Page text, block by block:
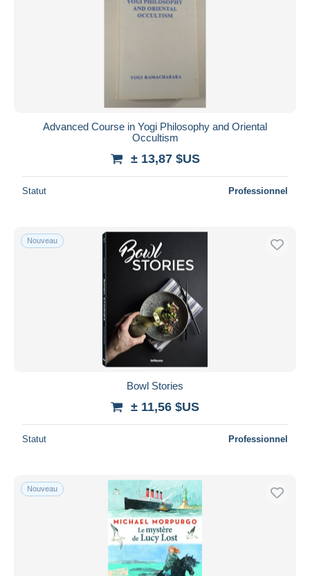
Advanced Course in Yogi Philosophy and Oriental
Occultism
± 13,87 $US
Statut Professionnel
Nouveau
Bowl Stories
± 11,56 $US
Statut Professionnel
Nouveau